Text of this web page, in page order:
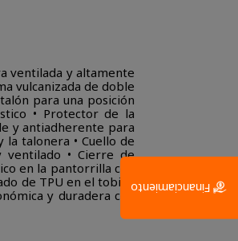
ventilada y altamente
vulcanizada de doble
para una posición
• Protector de la
y antiadherente para
talonera • Cuello de
ventilado • Cierre de
en la pantorrilla con
de TPU en el tobillo
y duradera conFinanciamiento